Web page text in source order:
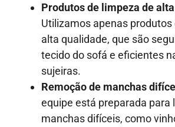
Produtos de limpeza de
Utilizamos apenas produtos
alta qualidade, que são
tecido do sofá e eficientes
sujeiras.
Remoção de manchas
equipe está preparada para
manchas difíceis, como